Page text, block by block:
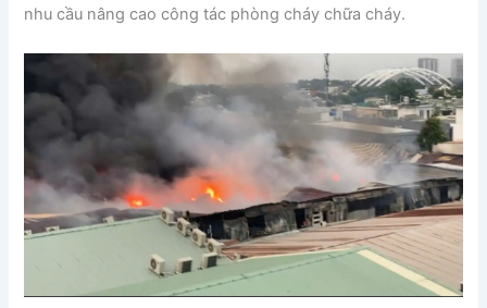
nhu cầu nâng cao công tác phòng cháy chữa cháy.